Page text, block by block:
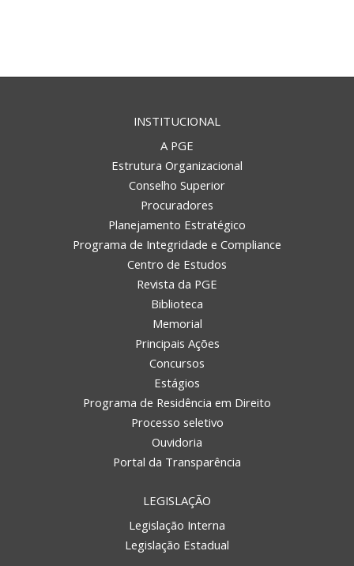
INSTITUCIONAL
A PGE
Estrutura Organizacional
Conselho Superior
Procuradores
Planejamento Estratégico
Programa de Integridade e Compliance
Centro de Estudos
Revista da PGE
Biblioteca
Memorial
Principais Ações
Concursos
Estágios
Programa de Residência em Direito
Processo seletivo
Ouvidoria
Portal da Transparência
LEGISLAÇÃO
Legislação Interna
Legislação Estadual